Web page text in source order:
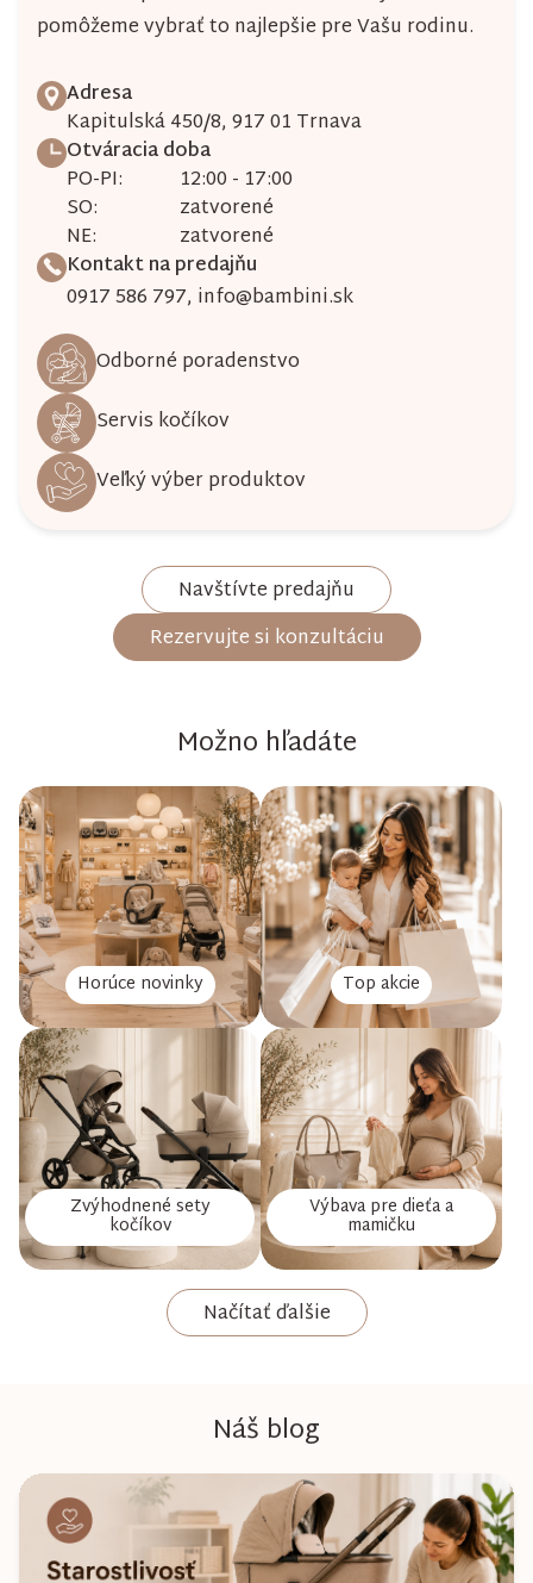
s
pomôžeme vybrať to najlepšie pre Vašu rodinu.
Adresa
Kapitulská 450/8, 917 01 Trnava
Otváracia doba
PO-PI:
12:00 - 17:00
SO:
zatvorené
NE:
zatvorené
Kontakt na predajňu
0917 586 797, info@bambini.sk
Odborné poradenstvo
Servis kočíkov
Veľký výber produktov
Navštívte predajňu
Rezervujte si konzultáciu
Možno hľadáte
Horúce novinky Top akcie
Zvýhodnené sety
kočíkov
Výbava pre dieťa a
mamičku
Načítať ďalšie
Náš blog